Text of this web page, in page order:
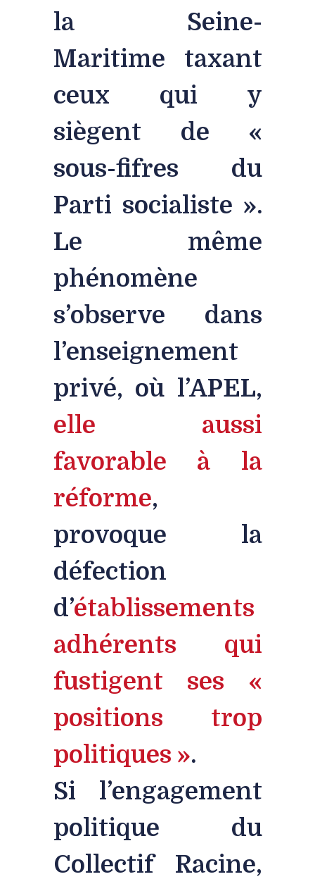
la Seine-
Maritime taxant
ceux qui y
siègent de «
sous-fifres du
Parti socialiste ».
Le même
phénomène
s’observe dans
l’enseignement
privé, où l’APEL,
elle aussi
favorable à la
réforme,
provoque la
défection
d’établissements
adhérents qui
fustigent ses «
positions trop
politiques ».
Si l’engagement
politique du
Collectif Racine,